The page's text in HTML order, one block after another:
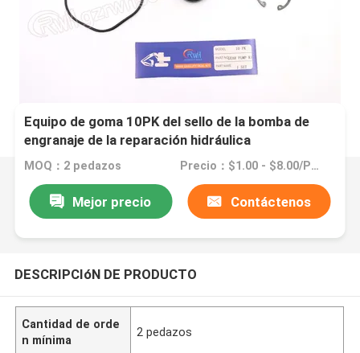
Equipo de goma 10PK del sello de la bomba de
engranaje de la reparación hidráulica
MOQ：2 pedazos Precio：$1.00 - $8.00/Pieces
Mejor precio Contáctenos
DESCRIPCIóN DE PRODUCTO
Cantidad de orde
n mínima
2 pedazos